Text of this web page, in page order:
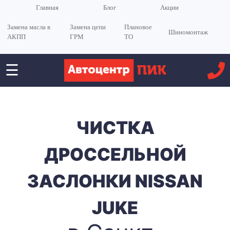
Главная Блог Акции
Замена масла в
АКПП
Замена цепи
ГРМ
Плановое
ТО
Шиномонтаж
☰
ЧИСТКА
ДРОССЕЛЬНОЙ
ЗАСЛОНКИ NISSAN
JUKE